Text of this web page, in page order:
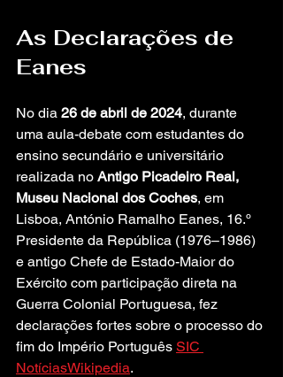
As Declarações de
Eanes
No dia 26 de abril de 2024, durante
uma aula-debate com estudantes do
ensino secundário e universitário
realizada no Antigo Picadeiro Real,
Museu Nacional dos Coches, em
Lisboa, António Ramalho Eanes, 16.º
Presidente da República (1976–1986)
e antigo Chefe de Estado-Maior do
Exército com participação direta na
Guerra Colonial Portuguesa, fez
declarações fortes sobre o processo do
fim do Império Português SIC
NotíciasWikipedia.